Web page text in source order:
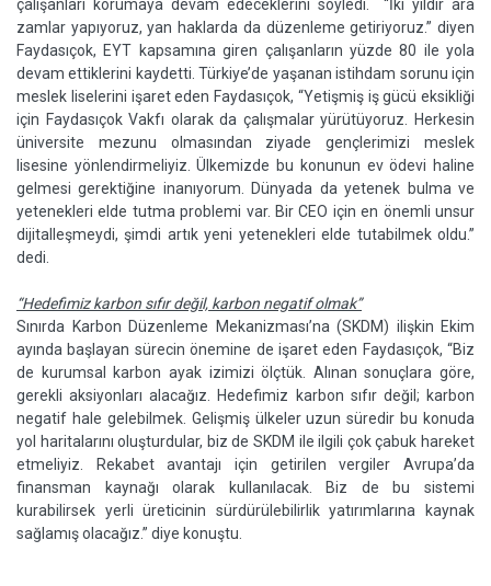
çalışanları korumaya devam edeceklerini söyledi. “İki yıldır ara
zamlar yapıyoruz, yan haklarda da düzenleme getiriyoruz.” diyen
Faydasıçok, EYT kapsamına giren çalışanların yüzde 80 ile yola
devam ettiklerini kaydetti. Türkiye’de yaşanan istihdam sorunu için
meslek liselerini işaret eden Faydasıçok, “Yetişmiş iş gücü eksikliği
için Faydasıçok Vakfı olarak da çalışmalar yürütüyoruz. Herkesin
üniversite mezunu olmasından ziyade gençlerimizi meslek
lisesine yönlendirmeliyiz. Ülkemizde bu konunun ev ödevi haline
gelmesi gerektiğine inanıyorum. Dünyada da yetenek bulma ve
yetenekleri elde tutma problemi var. Bir CEO için en önemli unsur
dijitalleşmeydi, şimdi artık yeni yetenekleri elde tutabilmek oldu.”
dedi.
“Hedefimiz karbon sıfır değil, karbon negatif olmak”
Sınırda Karbon Düzenleme Mekanizması’na (SKDM) ilişkin Ekim
ayında başlayan sürecin önemine de işaret eden Faydasıçok, “Biz
de kurumsal karbon ayak izimizi ölçtük. Alınan sonuçlara göre,
gerekli aksiyonları alacağız. Hedefimiz karbon sıfır değil; karbon
negatif hale gelebilmek. Gelişmiş ülkeler uzun süredir bu konuda
yol haritalarını oluşturdular, biz de SKDM ile ilgili çok çabuk hareket
etmeliyiz. Rekabet avantajı için getirilen vergiler Avrupa’da
finansman kaynağı olarak kullanılacak. Biz de bu sistemi
kurabilirsek yerli üreticinin sürdürülebilirlik yatırımlarına kaynak
sağlamış olacağız.” diye konuştu.